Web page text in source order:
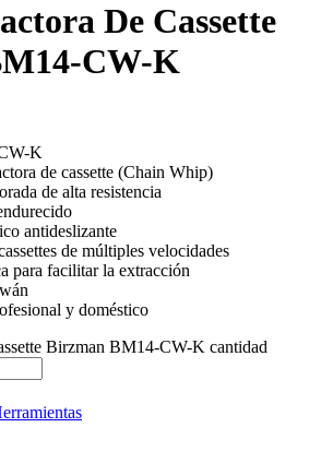
De Cassette
CW-K
K
de cassette (Chain Whip)
de alta resistencia
antideslizante
de múltiples velocidades
para facilitar la extracción
y doméstico
Birzman BM14-CW-K cantidad